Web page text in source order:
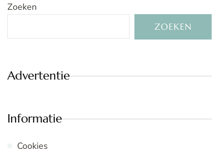
Zoeken
ZOEKEN
Advertentie
Informatie
Cookies